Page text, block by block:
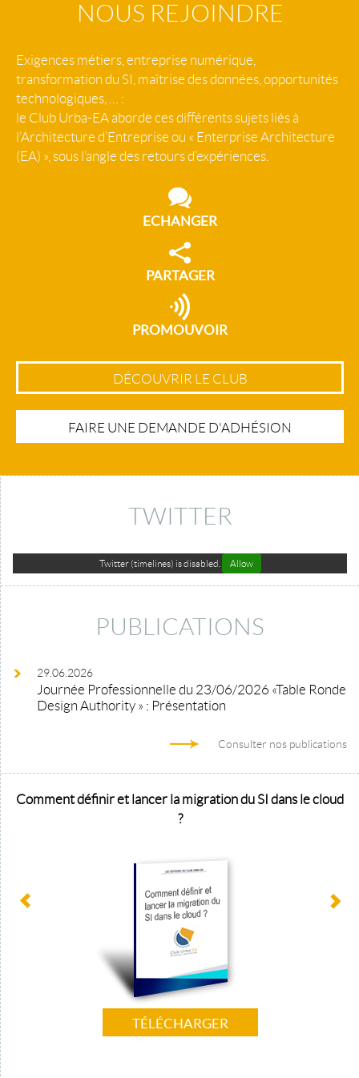
NOUS REJOINDRE
Exigences métiers, entreprise numérique,
transformation du SI, maîtrise des données, opportunités
technologiques, … :
le Club Urba-EA aborde ces différents sujets liés à
l’Architecture d’Entreprise ou « Enterprise Architecture
(EA) », sous l’angle des retours d’expériences.
ECHANGER
PARTAGER
PROMOUVOIR
DÉCOUVRIR LE CLUB
FAIRE UNE DEMANDE D'ADHÉSION
TWITTER
Twitter (timelines) is disabled. Allow
PUBLICATIONS
29.06.2026
Journée Professionnelle du 23/06/2026 «Table Ronde
Design Authority » : Présentation
Consulter nos publications
Comment définir et lancer la migration du SI dans le cloud
?
TÉLÉCHARGER